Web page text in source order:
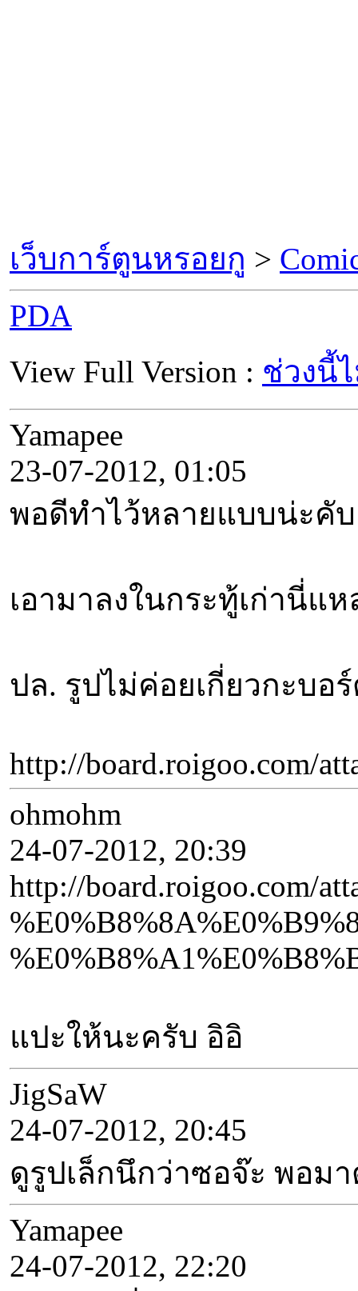
เว็บการ์ตูนหรอยกู >
PDA
View Full Version : ช่วงนี้
Yamapee
23-07-2012, 01:05
พอดีทำไว้หลายแบบน่ะคับ
เอามาลงในกระทู้เก่านี่แห
ปล. รูปไม่ค่อยเกี่ยวกะบอ
http://board.roigoo.com/
ohmohm
24-07-2012, 20:39
http://board.roigoo.com/
แปะให้นะครับ อิอิ
JigSaW
24-07-2012, 20:45
ดูรูปเล็กนึกว่าซอจ๊ะ พอม
Yamapee
24-07-2012, 22:20